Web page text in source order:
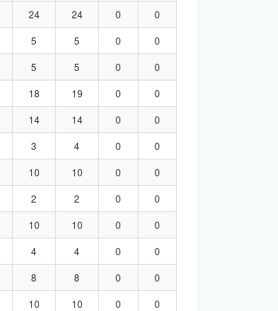
24 24 0
0
5 5 0
0
5 5 0
0
18 19 0
0
14 14 0
0
3 4 0
0
10 10 0
0
2 2 0
0
10 10 0
0
4 4 0
0
8 8 0
0
10 10 0
0